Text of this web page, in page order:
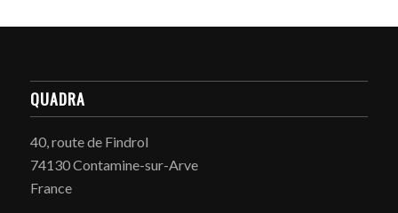
QUADRA
40, route de Findrol
74130 Contamine-sur-Arve
France